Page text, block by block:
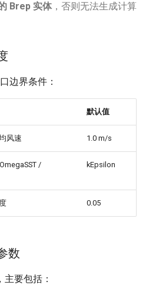
Brep 实体，否则无法生成计算
边界条件：
默认值
风速 1.0 m/s
/
kEpsilon
0.05
数
要包括：